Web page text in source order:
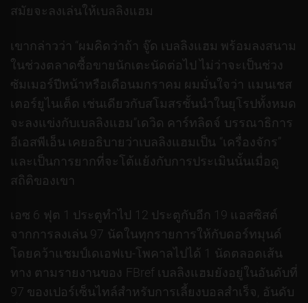
สมัยจะลงเล่นให้เบลลิงแฮม
เขากล่าวว่า “ผมคิดว่าถ้า จู๊ด เบลลิงแฮม พร้อมลงสนาม
ในช่วงตลาดซื้อขายนักเตะนัดต่อไป ไม่ว่าจะเป็นช่วง
ซัมเมอร์ปีหน้าหรือเดือนมกราคม ผมมั่นใจว่า แมนเชส
เตอร์ยูไนเต็ด เช่นเดียวกับสโมสรชั้นนําในยุโรปทั้งหมด
จะลงแข่งกับเบลลิงแฮม”เดวิด คาร์ทลิดจ์ บรรณาธิการ
อีเอสพีเอ็น เคยอธิบายว่าเบลลิงแฮมเป็น “เครื่องจักร”
และเป็นการยากที่จะโต้แย้งกับการประเมินนั้นเมื่อดู
สถิติของเขา
เอซ 6 ฟุต 1 ประตูทําไป 12 ประตูกับอีก 19 แอสซิสต์
จากการลงเล่น 97 นัดในทุกรายการให้กับดอร์ทมุนด์
โดยคว้าแชมป์เดเอฟเบ-โพคาลไปได้ 1 นัดตลอดเส้น
ทาง ตามรายงานของ FBref เบลลิงแฮมยังอยู่ในอันดับที่
97 ของเปอร์เซ็นไทล์สําหรับการเลี้ยงบอลสําเร็จ, อันดับ